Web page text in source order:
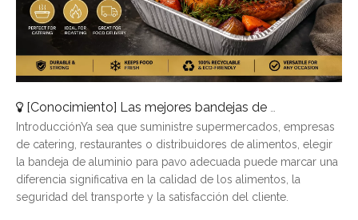
[Conocimiento] Las mejores bandejas de pavo de aluminio para catering, asado y entrega de alimentos
IntroducciónYa sea que suministre supermercados, empresas
de catering, restaurantes o distribuidores de alimentos, elegir
la bandeja de aluminio para pavo adecuada puede marcar una
diferencia significativa en la calidad de los alimentos, la
seguridad del transporte y la satisfacción del cliente.